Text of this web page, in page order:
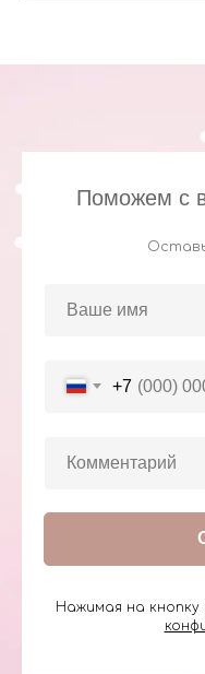
Поможем с
+7
Нажимая на